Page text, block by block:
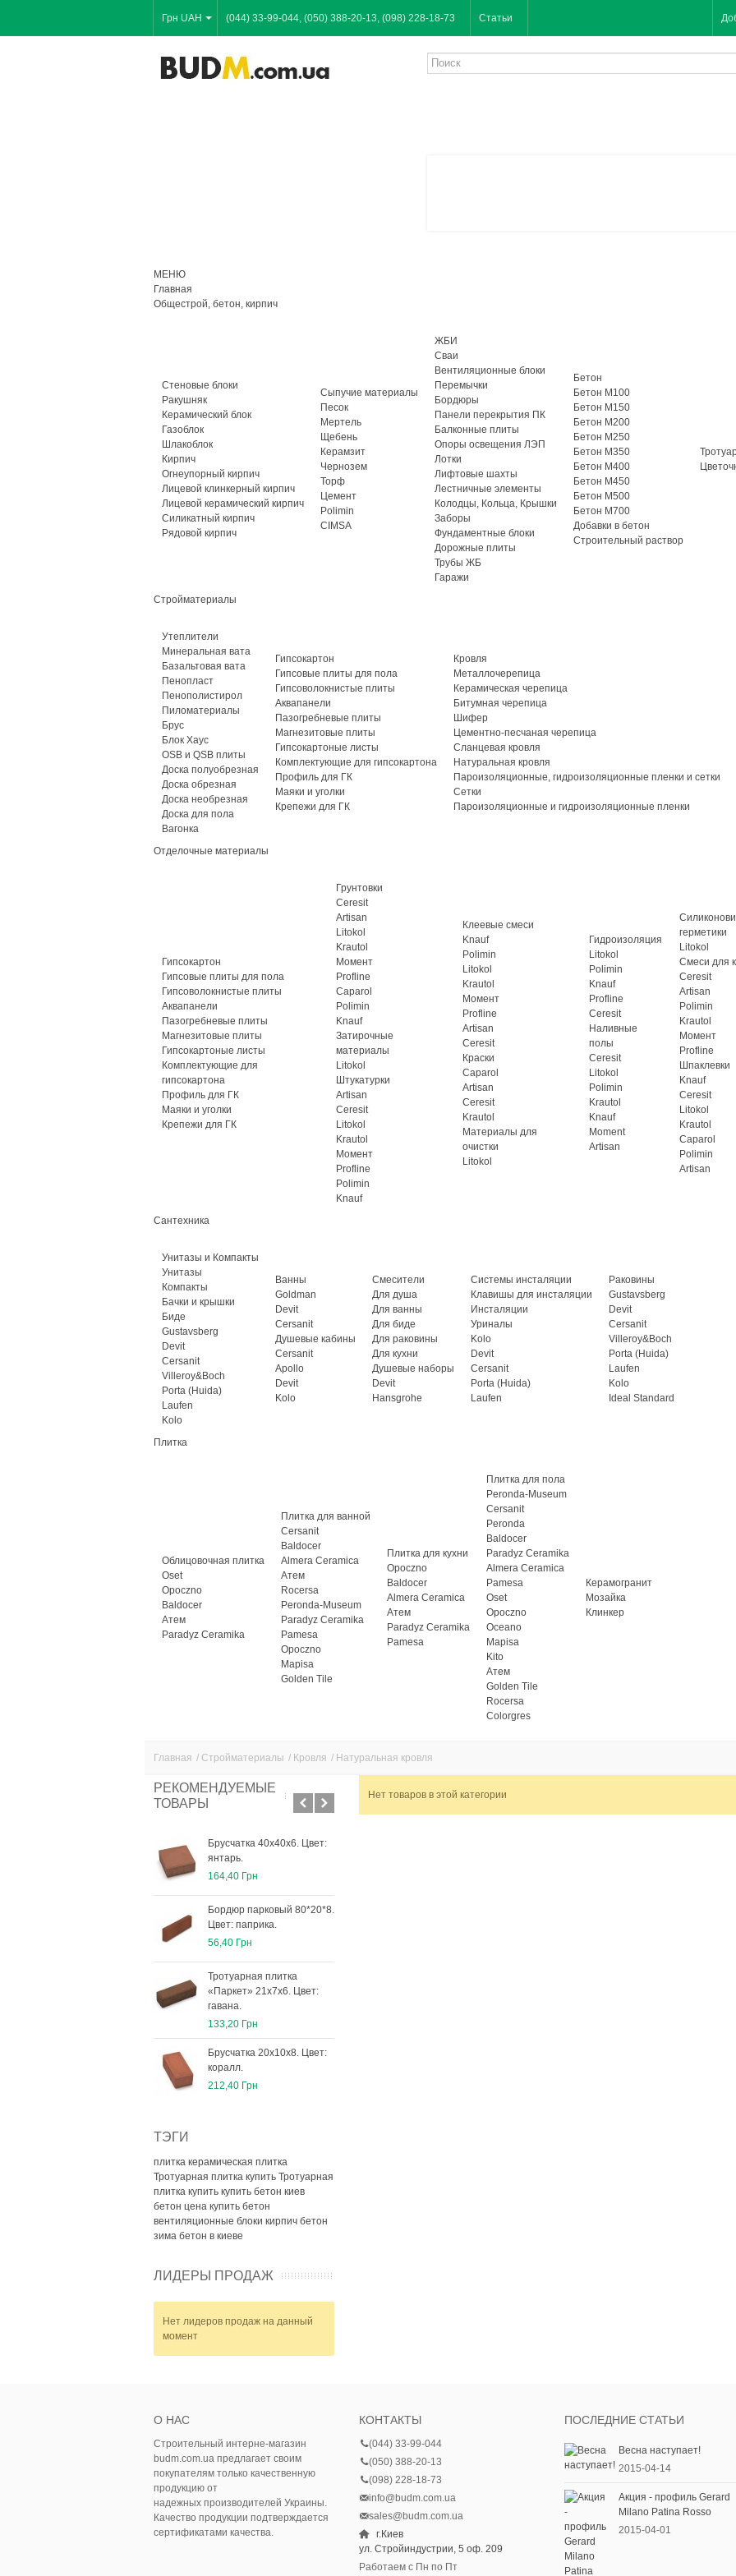
Грн UAH (044) 33-99-044, (050) 388-20-13, (098) 228-18-73 Статьи
МЕНЮ
Главная
Общестрой, бетон, кирпич
Стеновые блоки
Ракушняк
Керамический блок
Газоблок
Шлакоблок
Кирпич
Огнеупорный кирпич
Лицевой клинкерный кирпич
Лицевой керамический кирпич
Силикатный кирпич
Рядовой кирпич
Сыпучие материалы
Песок
Мертель
Щебень
Керамзит
Чернозем
Торф
Цемент
Polimin
CIMSA
ЖБИ
Сваи
Вентиляционные блоки
Перемычки
Бордюры
Панели перекрытия ПК
Балконные плиты
Опоры освещения ЛЭП
Лотки
Лифтовые шахты
Лестничные элементы
Колодцы, Кольца, Крышки
Заборы
Фундаментные блоки
Дорожные плиты
Трубы ЖБ
Гаражи
Бетон
Бетон М100
Бетон М150
Бетон М200
Бетон М250
Бетон М350
Бетон М400
Бетон М450
Бетон М500
Бетон М700
Добавки в бетон
Строительный раствор
Стройматериалы
Утеплители
Минеральная вата
Базальтовая вата
Пенопласт
Пенополистирол
Пиломатериалы
Брус
Блок Хаус
OSB и QSB плиты
Доска полуобрезная
Доска обрезная
Доска необрезная
Доска для пола
Вагонка
Гипсокартон
Гипсовые плиты для пола
Гипсоволокнистые плиты
Аквапанели
Пазогребневые плиты
Магнезитовые плиты
Гипсокартоные листы
Комплектующие для гипсокартона
Профиль для ГК
Маяки и уголки
Крепежи для ГК
Кровля
Металлочерепица
Керамическая черепица
Битумная черепица
Шифер
Цементно-песчаная черепица
Сланцевая кровля
Натуральная кровля
Пароизоляционные, гидроизоляционные пленки и сетки
Сетки
Пароизоляционные и гидроизоляционные пленки
Отделочные материалы
Гипсокартон
Гипсовые плиты для пола
Гипсоволокнистые плиты
Аквапанели
Пазогребневые плиты
Магнезитовые плиты
Гипсокартоные листы
Комплектующие для
гипсокартона
Профиль для ГК
Маяки и уголки
Крепежи для ГК
Грунтовки
Ceresit
Artisan
Litokol
Krautol
Момент
Profline
Caparol
Polimin
Knauf
Затирочные
материалы
Litokol
Штукатурки
Artisan
Ceresit
Litokol
Krautol
Момент
Profline
Polimin
Knauf
Клеевые смеси
Knauf
Polimin
Litokol
Krautol
Момент
Profline
Artisan
Ceresit
Краски
Caparol
Artisan
Ceresit
Krautol
Материалы для
очистки
Litokol
Гидроизоляция
Litokol
Polimin
Knauf
Profline
Ceresit
Наливные
полы
Ceresit
Litokol
Polimin
Krautol
Knauf
Moment
Artisan
герметики
Litokol
Смеси для
Ceresit
Artisan
Polimin
Krautol
Момент
Profline
Шпаклевки
Knauf
Ceresit
Litokol
Krautol
Caparol
Polimin
Artisan
Сантехника
Унитазы и Компакты
Унитазы
Компакты
Бачки и крышки
Биде
Gustavsberg
Devit
Cersanit
Villeroy&Boch
Porta (Huida)
Laufen
Kolo
Ванны
Goldman
Devit
Cersanit
Душевые кабины
Cersanit
Apollo
Devit
Kolo
Смесители
Для душа
Для ванны
Для биде
Для раковины
Для кухни
Душевые наборы
Devit
Hansgrohe
Системы инсталяции
Клавишы для инсталяции
Инсталяции
Уриналы
Kolo
Devit
Cersanit
Porta (Huida)
Laufen
Раковины
Gustavsberg
Devit
Cersanit
Villeroy&Boch
Porta (Huida)
Laufen
Kolo
Ideal Standard
Плитка
Облицовочная плитка
Oset
Opoczno
Baldocer
Атем
Paradyz Ceramika
Плитка для ванной
Cersanit
Baldocer
Almera Ceramica
Атем
Rocersa
Peronda-Museum
Paradyz Ceramika
Pamesa
Opoczno
Mapisa
Golden Tile
Плитка для кухни
Opoczno
Baldocer
Almera Ceramica
Атем
Paradyz Ceramika
Pamesa
Плитка для пола
Peronda-Museum
Cersanit
Peronda
Baldocer
Paradyz Ceramika
Almera Ceramica
Pamesa
Oset
Opoczno
Oceano
Mapisa
Kito
Атем
Golden Tile
Rocersa
Colorgres
Керамогранит
Мозайка
Клинкер
Главная / Стройматериалы / Кровля / Натуральная кровля
РЕКОМЕНДУЕМЫЕ
ТОВАРЫ
Брусчатка 40х40х6. Цвет:
янтарь.
164,40 Грн
Бордюр парковый 80*20*8.
Цвет: паприка.
56,40 Грн
Тротуарная плитка
«Паркет» 21х7х6. Цвет:
гавана.
133,20 Грн
Брусчатка 20х10х8. Цвет:
коралл.
212,40 Грн
ТЭГИ
плитка керамическая плитка
Тротуарная плитка купить Тротуарная
плитка купить купить бетон киев
бетон цена купить бетон
вентиляционные блоки кирпич бетон
зима бетон в киеве
ЛИДЕРЫ ПРОДАЖ
Нет лидеров продаж на данный
момент
Нет товаров в этой категории
О НАС
Строительный интерне-магазин
budm.com.ua предлагает своим
покупателям только качественную
продукцию от
надежных производителей Украины.
Качество продукции подтверждается
сертификатами качества.
КОНТАКТЫ
(044) 33-99-044
(050) 388-20-13
(098) 228-18-73
info@budm.com.ua
sales@budm.com.ua
г.Киев
ул. Стройиндустрии, 5 оф. 209
Работаем с Пн по Пт
ПОСЛЕДНИЕ СТАТЬИ
Весна наступает!
2015-04-14
Акция - профиль Gerard
Milano Patina Rosso
2015-04-01